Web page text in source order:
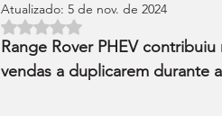
Atualizado: 5 de nov. de 2024
Avaliado com NaN de 5 estrelas.
Range Rover PHEV
vendas a duplicarem durante